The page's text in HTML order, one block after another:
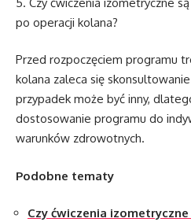
po operacji kolana?
Przed rozpoczęciem programu
kolana zaleca się
przypadek może być inny,
dostosowanie programu do
warunków zdrowotnych.
Podobne tematy
Czy ćwiczenia